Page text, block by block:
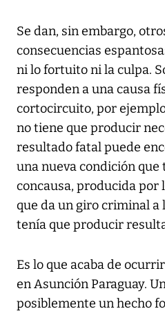
Se dan, sin embargo,
consecuencias
ni lo fortuito ni la culpa.
responden a una causa
cortocircuito, por
no tiene que producir
resultado fatal puede
una nueva condición que
concausa, producida por
que da un giro criminal
tenía que producir
Es lo que acaba de
en Asunción Paraguay.
posiblemente un hecho